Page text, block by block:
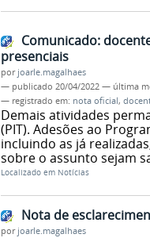
Comunicado:
presenciais
por joarle.magalhaes
— publicado 20/04/2022 — última
— registrado em: nota oficial,
Demais atividades
(PIT). Adesões ao
incluindo as já
sobre o assunto sejam
Localizado em Notícias
Nota de
por joarle.magalhaes